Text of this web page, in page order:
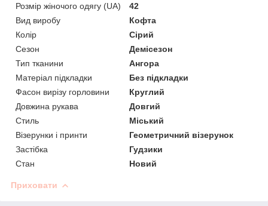
Розмір жіночого одягу (UA)
42
Вид виробу
Кофта
Колір
Сірий
Сезон
Демісезон
Тип тканини
Ангора
Матеріал підкладки
Без підкладки
Фасон вирізу горловини
Круглий
Довжина рукава
Довгий
Стиль
Міський
Візерунки і принти
Геометричний візерунок
Застібка
Гудзики
Стан
Новий
Приховати